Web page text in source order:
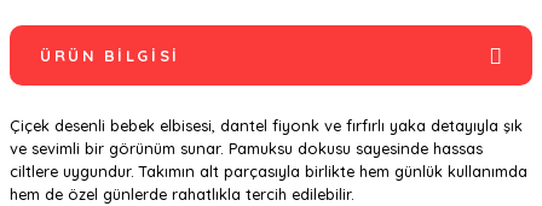
ÜRÜN BILGISI
Çiçek desenli bebek elbisesi, dantel fiyonk ve fırfırlı yaka detayıyla şık
ve sevimli bir görünüm sunar. Pamuksu dokusu sayesinde hassas
ciltlere uygundur. Takımın alt parçasıyla birlikte hem günlük kullanımda
hem de özel günlerde rahatlıkla tercih edilebilir.